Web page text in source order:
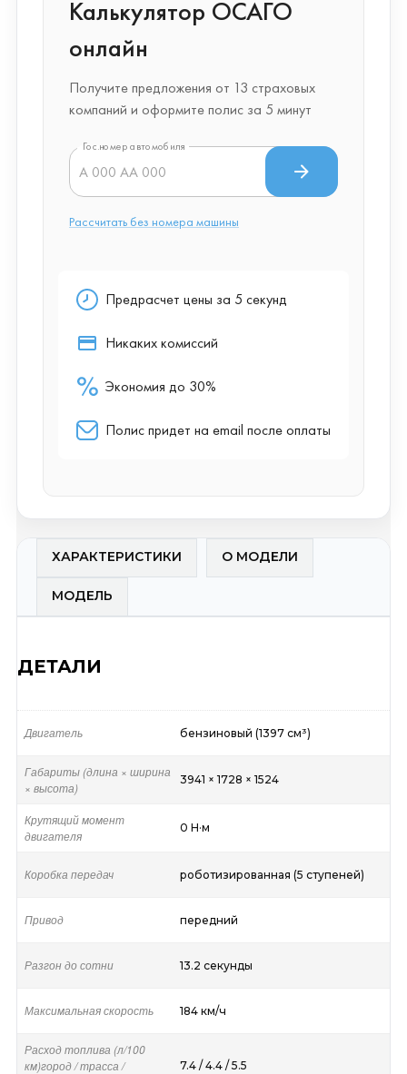
ХАРАКТЕРИСТИКИ О МОДЕЛИ
МОДЕЛЬ
ДЕТАЛИ
Двигатель бензиновый (1397 см³)
Габариты (длина × ширина
× высота)
3941 × 1728 × 1524
Крутящий момент
двигателя
0 Н·м
Коробка передач роботизированная (5 ступеней)
Привод передний
Разгон до сотни 13.2 секунды
Максимальная скорость 184 км/ч
Расход топлива (л/100
км)город / трасса /
7.4 / 4.4 / 5.5